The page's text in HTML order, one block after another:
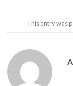
This entry was